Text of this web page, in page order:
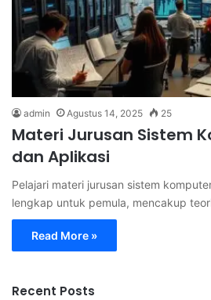
admin Agustus 14, 2025 25
Materi Jurusan Sistem
dan Aplikasi
Pelajari materi jurusan sistem
lengkap untuk pemula, mencakup
Read More »
Recent Posts